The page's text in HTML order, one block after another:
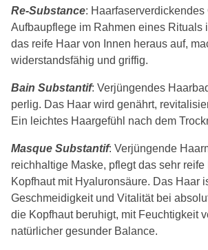
Re-Substance: Haarfaserverdickendes
Aufbaupflege im Rahmen eines Rituals
das reife Haar von Innen heraus auf,
widerstandsfähig und griffig.
Bain Substantif: Verjüngendes
perlig. Das Haar wird genährt,
Ein leichtes Haargefühl nach dem
Masque Substantif: Verjüngende
reichhaltige Maske, pflegt das sehr
Kopfhaut mit Hyaluronsäure. Das Haar
Geschmeidigkeit und Vitalität bei
die Kopfhaut beruhigt, mit Feuchtigkeit
natürlicher gesunder Balance.